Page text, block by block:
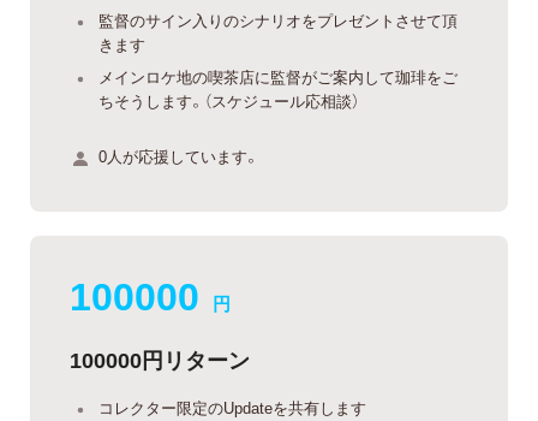
監督のサイン入りのシナリオをプレゼントさせて頂
きます
メインロケ地の喫茶店に監督がご案内して珈琲をご
ちそうします。（スケジュール応相談）
0人が応援しています。
100000 円
100000円リターン
コレクター限定のUpdateを共有します